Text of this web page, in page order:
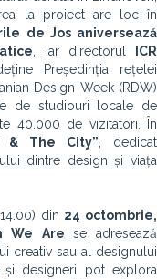
la proiect are loc în
de Jos aniversează
, iar directorul
ICR
Președinția rețelei
Design Week (RDW)
de studiouri locale de
40.000 de vizitatori. În
& The City” , dedicat
dintre design și viața
din 24 octombrie,
We Are se adresează
creativ sau al designului
designeri pot explora